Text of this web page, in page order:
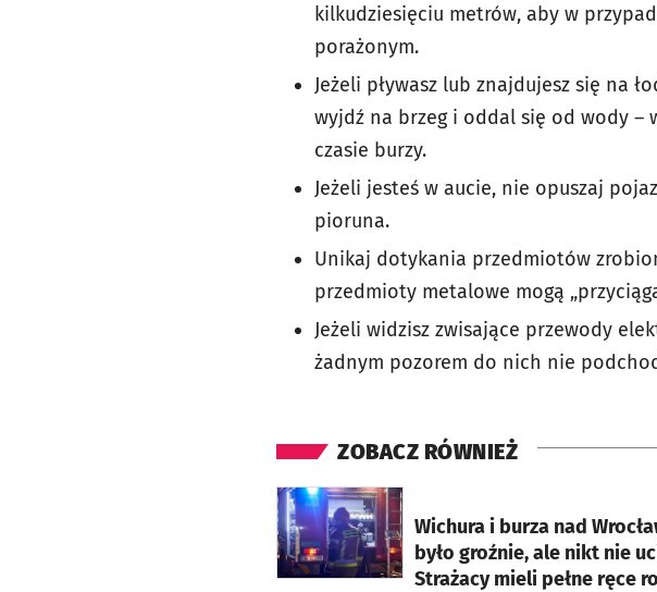
kilkudziesięciu metrów, aby w
porażonym.
Jeżeli pływasz lub znajdujesz się na
wyjdź na brzeg i oddal się od wody
czasie burzy.
Jeżeli jesteś w aucie, nie opuszaj
pioruna.
Unikaj dotykania przedmiotów
przedmioty metalowe mogą
Jeżeli widzisz zwisające przewody
żadnym pozorem do nich nie
ZOBACZ RÓWNIEŻ
Wichura i burza nad
było groźnie, ale nikt nie
Strażacy mieli pełne ręce
otworzy się w nowej karcie